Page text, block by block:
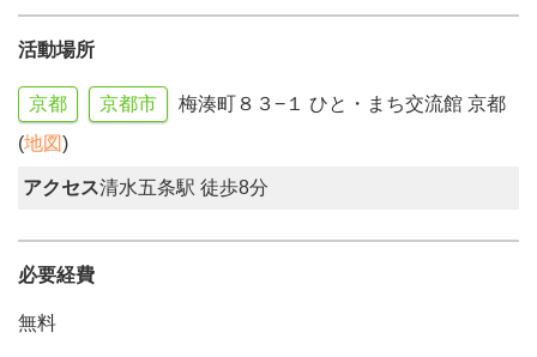
活動場所
京都 京都市
梅湊町８３−１ ひと・まち交流館 京都
(地図)
アクセス清水五条駅 徒歩8分
必要経費
無料